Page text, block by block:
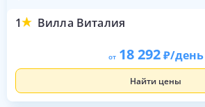
1 Вилла Виталия
от 18 292 /день
Найти цены